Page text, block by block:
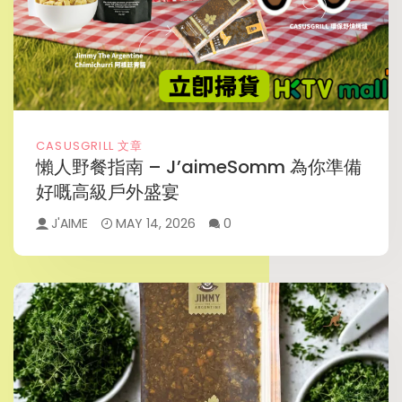
CASUSGRILL 文章
懶人野餐指南 – J’aimeSomm 為你準備
好嘅高級戶外盛宴
J'AIME MAY 14, 2026 0